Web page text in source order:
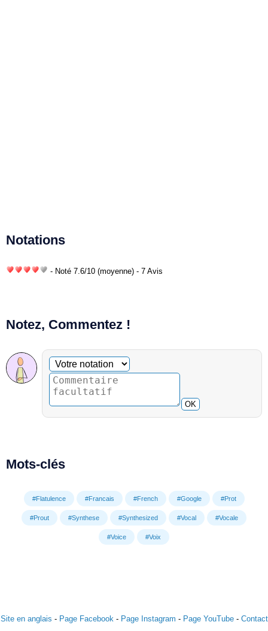
Notations
- Noté 7.6/10 (moyenne) - 7 Avis
Notez, Commentez !
Commentaire facultatif
Votre notation
OK
Mots-clés
#Flatulence #Francais #French #Google #Prot
#Prout #Synthese #Synthesized #Vocal #Vocale
#Voice #Voix
Site en anglais - Page Facebook - Page Instagram - Page YouTube- Contact